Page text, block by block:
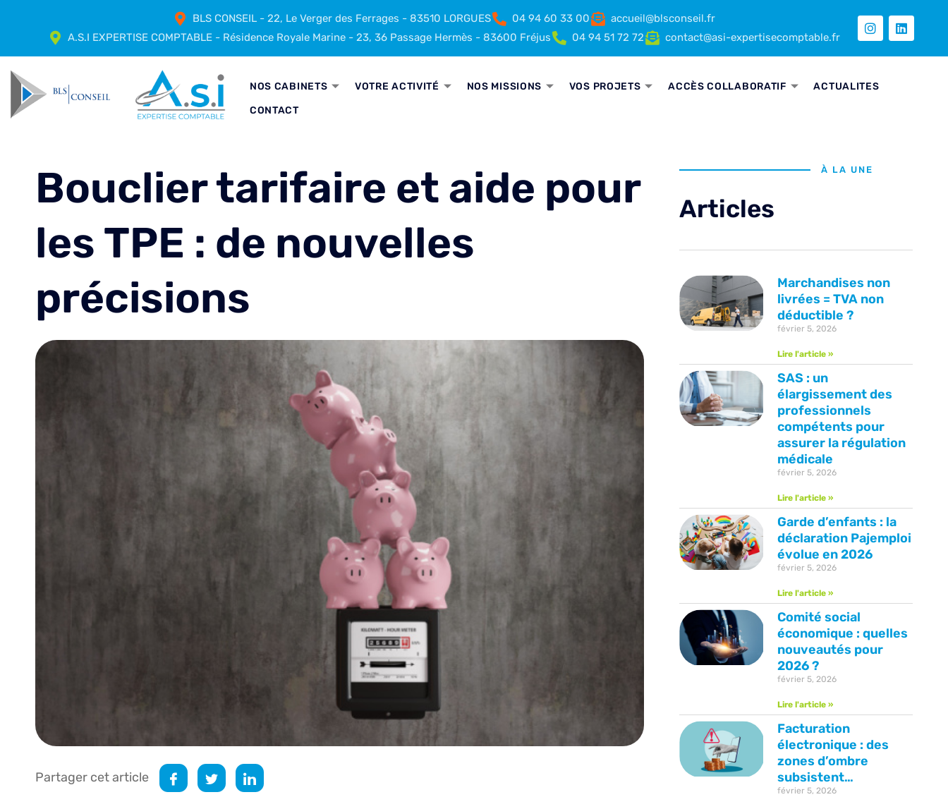
BLS CONSEIL - 22, Le Verger des Ferrages - 83510 LORGUES 04 94 60 33 00
accueil@blsconseil.fr
A.S.I EXPERTISE COMPTABLE - Résidence Royale Marine - 23, 36 Passage Hermès - 83600 Fréjus
04 94 51 72 72 contact@asi-expertisecomptable.fr
NOS CABINETS VOTRE ACTIVITÉ NOS MISSIONS VOS PROJETS ACCÈS COLLABORATIF
ACTUALITES
CONTACT
Bouclier tarifaire et aide pour
les TPE : de nouvelles
précisions
Partager cet article
À LA UNE
Articles
Marchandises non
livrées = TVA non
déductible ?
février 5, 2026
Lire l'article »
SAS : un
élargissement des
professionnels
compétents pour
assurer la régulation
médicale
février 5, 2026
Lire l'article »
Garde d’enfants : la
déclaration Pajemploi
évolue en 2026
février 5, 2026
Lire l'article »
Comité social
économique : quelles
nouveautés pour
2026 ?
février 5, 2026
Lire l'article »
Facturation
électronique : des
zones d’ombre
subsistent…
février 5, 2026